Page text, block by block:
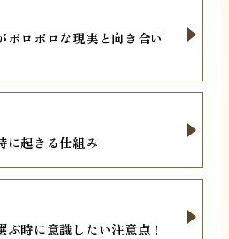
ボロボロな現実と向き合い
に起きる仕組み
時に意識したい注意点！